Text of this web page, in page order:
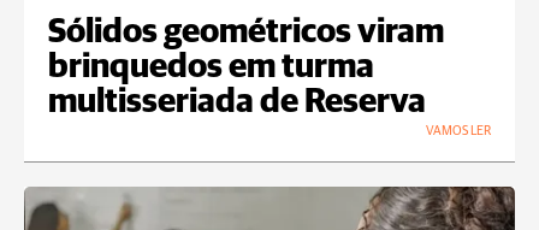
Sólidos geométricos viram
brinquedos em turma
multisseriada de Reserva
VAMOS LER